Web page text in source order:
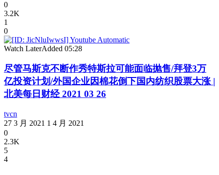
0
3.2K
1
0
Watch LaterAdded 05:28
尽管马斯克不断作秀特斯拉可能面临抛售/拜登3万
亿投资计划/外国企业因棉花倒下国内纺织股票大涨 |
北美每日财经 2021 03 26
tvcn
27 3 月 2021 1 4 月 2021
0
2.3K
5
4